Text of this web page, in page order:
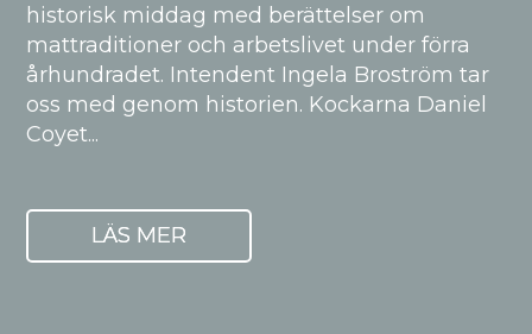
historisk middag med berättelser om
mattraditioner och arbetslivet under förra
århundradet. Intendent Ingela Broström tar
oss med genom historien. Kockarna Daniel
Coyet...
LÄS MER